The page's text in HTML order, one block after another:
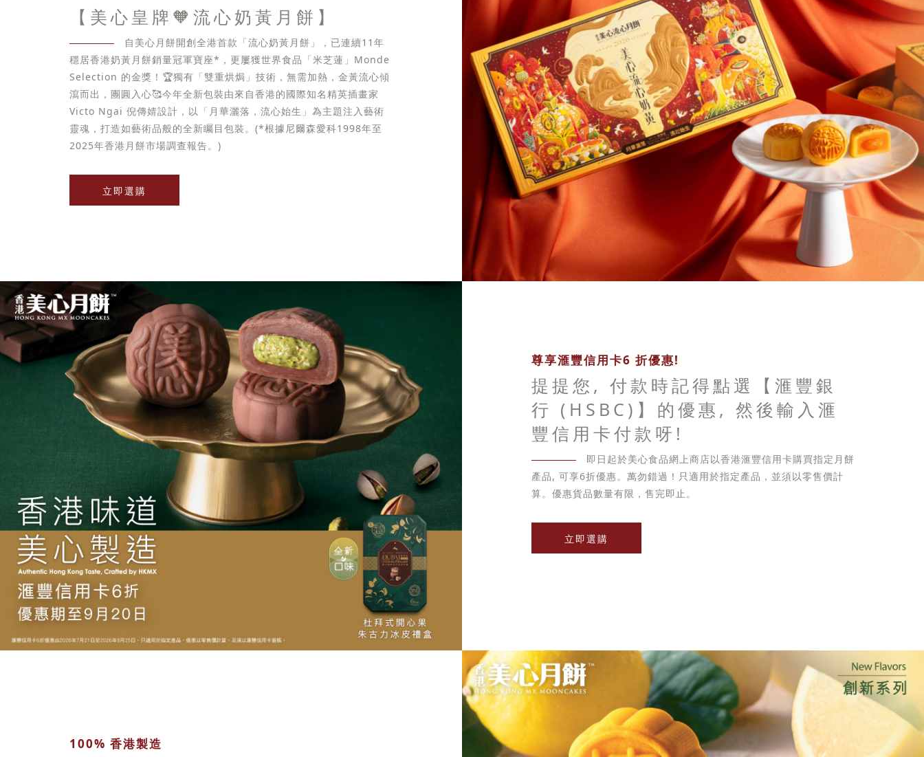
【美心皇牌🧡流心奶黃月餅】
自美心月餅開創全港首款「流心奶黃月餅」，已連續11年
穩居香港奶黃月餅銷量冠軍寶座*，更屢獲世界食品「米芝蓮」Monde
Selection 的金獎！🏆獨有「雙重烘焗」技術，無需加熱，金黃流心傾
瀉而出，團圓入心🥰今年全新包裝由來自香港的國際知名精英插畫家
Victo Ngai 倪傳婧設計，以「月華灑落，流心始生」為主題注入藝術
靈魂，打造如藝術品般的全新矚目包裝。(*根據尼爾森愛科1998年至
2025年香港月餅市場調查報告。)
立即選購
尊享滙豐信用卡6 折優惠!
提提您, 付款時記得點選【滙豐銀
行 (HSBC)】的優惠, 然後輸入滙
豐信用卡付款呀!
即日起於美心食品網上商店以香港滙豐信用卡購買指定月餅
產品, 可享6折優惠。萬勿錯過！只適用於指定產品，並須以零售價計
算。優惠貨品數量有限，售完即止。
立即選購
100% 香港製造